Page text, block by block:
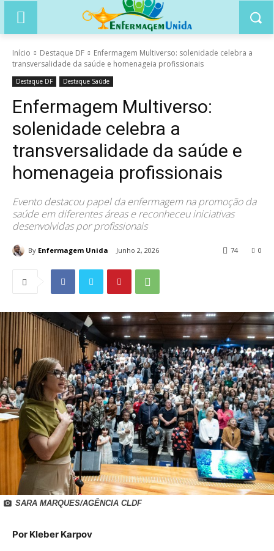
Início Destaque DF
Enfermagem Multiverso: solenidade celebra a
transversalidade da saúde e homenageia profissionais
Destaque DF Destaque Saúde
Enfermagem Multiverso:
solenidade celebra a
transversalidade da saúde e
homenageia profissionais
Evento destacou papel da enfermagem na promoção da
saúde em diferentes áreas e reconheceu iniciativas
desenvolvidas por profissionais
By Enfermagem Unida Junho 2, 2026 0
74
SARA MARQUES/AGÊNCIA CLDF
Por Kleber Karpov